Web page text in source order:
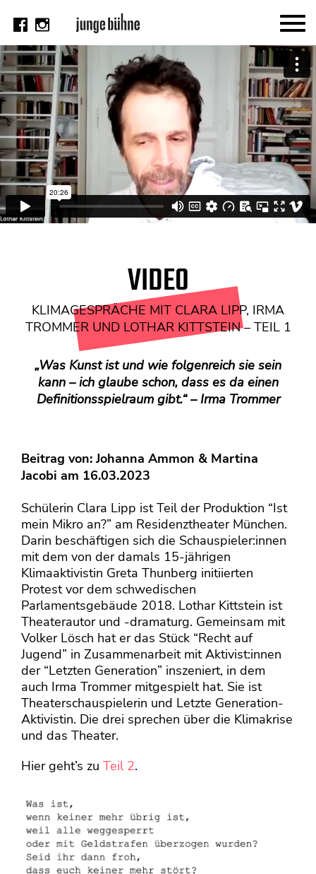
AKTUELL
Thema
Video
Kritik
DAS HEFT
Aktuelles Heft
Alle Hefte
KONTAKT
Über uns
junge bühne-Beirat
VIDEO
KLIMAGESPRÄCHE MIT CLARA LIPP, IRMA
TROMMER UND LOTHAR KITTSTEIN – TEIL 1
„Was Kunst ist und wie folgenreich sie sein
kann – ich glaube schon, dass es da einen
Definitionsspielraum gibt.“ – Irma Trommer
Beitrag von:Johanna Ammon & Martina
Jacobi am 16.03.2023
Schülerin Clara Lipp ist Teil der Produktion “Ist
mein Mikro an?” am Residenztheater München.
Darin beschäftigen sich die Schauspieler:innen
mit dem von der damals 15-jährigen
Klimaaktivistin Greta Thunberg initiierten
Protest vor dem schwedischen
Parlamentsgebäude 2018. Lothar Kittstein ist
Theaterautor und -dramaturg. Gemeinsam mit
Volker Lösch hat er das Stück “Recht auf
Jugend” in Zusammenarbeit mit Aktivist:innen
der “Letzten Generation” inszeniert, in dem
auch Irma Trommer mitgespielt hat. Sie ist
Theaterschauspielerin und Letzte Generation-
Aktivistin. Die drei sprechen über die Klimakrise
und das Theater.
Hier geht’s zu Teil 2.